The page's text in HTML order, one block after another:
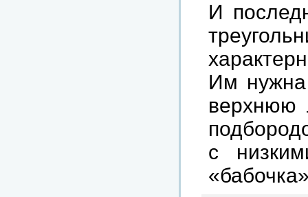
И
Им
верхнюю
с